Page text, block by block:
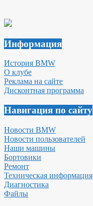
Информация
История BMW
О клубе
Реклама на сайте
Дисконтная программа
Навигация по сайту
Новости BMW
Новости пользователей
Наши машины
Бортовики
Ремонт
Техническая информация
Диагностика
Файлы